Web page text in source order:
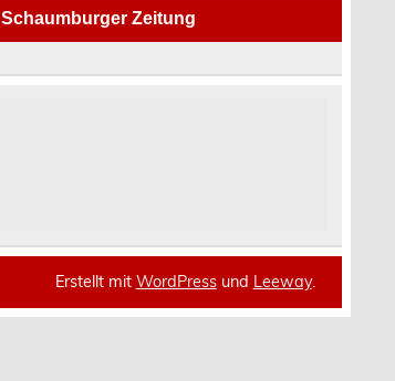
Schaumburger Zeitung
Erstellt mit WordPressund Leeway.